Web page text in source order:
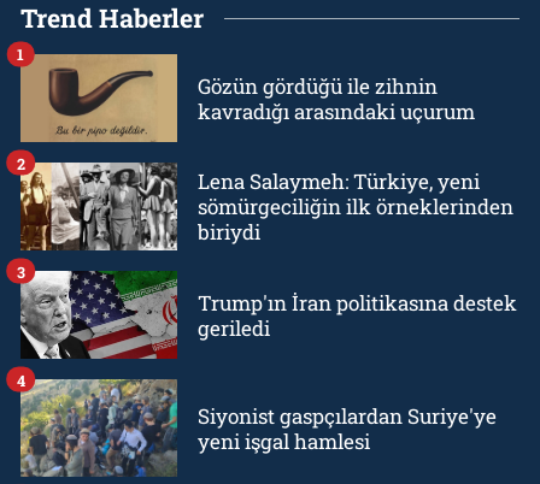
Trend Haberler
Gözün gördüğü ile zihnin
kavradığı arasındaki uçurum
1
Lena Salaymeh: Türkiye, yeni
sömürgeciliğin ilk örneklerinden
biriydi
2
Trump'ın İran politikasına destek
geriledi
3
Siyonist gaspçılardan Suriye'ye
yeni işgal hamlesi
4